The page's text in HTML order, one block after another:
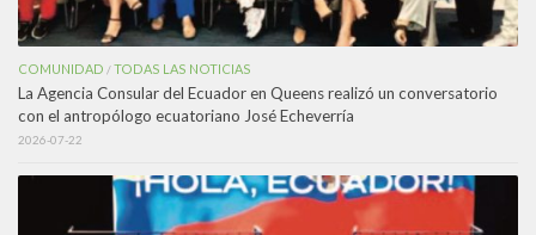
COMUNIDAD /TODAS LAS NOTICIAS
La Agencia Consular del Ecuador en Queens realizó un conversatorio
con el antropólogo ecuatoriano José Echeverría
2026-07-22